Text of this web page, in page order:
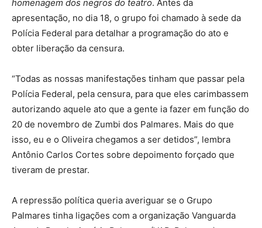
homenagem dos negros do teatro. Antes da
apresentação, no dia 18, o grupo foi chamado à sede da
Polícia Federal para detalhar a programação do ato e
obter liberação da censura.
“Todas as nossas manifestações tinham que passar pela
Polícia Federal, pela censura, para que eles carimbassem
autorizando aquele ato que a gente ia fazer em função do
20 de novembro de Zumbi dos Palmares. Mais do que
isso, eu e o Oliveira chegamos a ser detidos”, lembra
Antônio Carlos Cortes sobre depoimento forçado que
tiveram de prestar.
A repressão política queria averiguar se o Grupo
Palmares tinha ligações com a organização Vanguarda